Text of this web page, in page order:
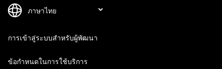
การเข้าสู่ระบบสำหรับผู้พัฒนา
ข้อกำหนดในการใช้บริการ